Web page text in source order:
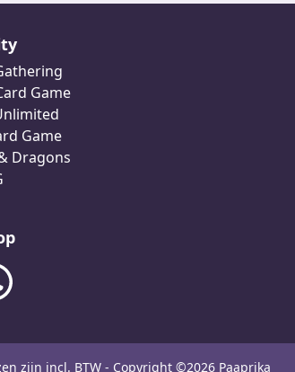
Game
Game
Dragons
zijn incl. BTW - Copyright ©2026 Paaprika